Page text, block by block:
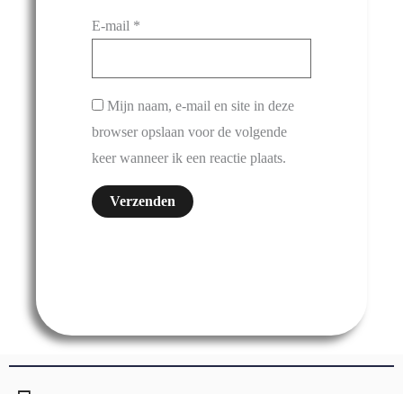
E-mail *
Mijn naam, e-mail en site in deze
browser opslaan voor de volgende
keer wanneer ik een reactie plaats.